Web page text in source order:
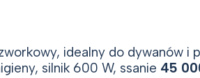
idealny do dywanów i
silnik 600 W, ssanie 45